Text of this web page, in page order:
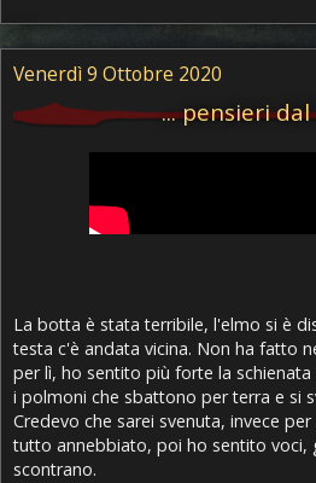
Venerdì 9 Ottobre 2020
... pensieri
La botta è stata terribile, l'elmo si è
testa c'è andata vicina. Non ha fatto
per lì, ho sentito più forte la
i polmoni che sbattono per terra e si
Credevo che sarei svenuta, invece
tutto annebbiato, poi ho sentito voci,
scontrano.